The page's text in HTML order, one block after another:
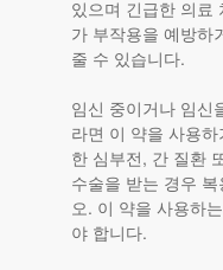
있으며 긴급한 의료
가 부작용을 예방하
줄 수 있습니다.
임신 중이거나 임신
라면 이 약을 사용
한 심부전, 간 질환
수술을 받는 경우
오. 이 약을 사용하
야 합니다.